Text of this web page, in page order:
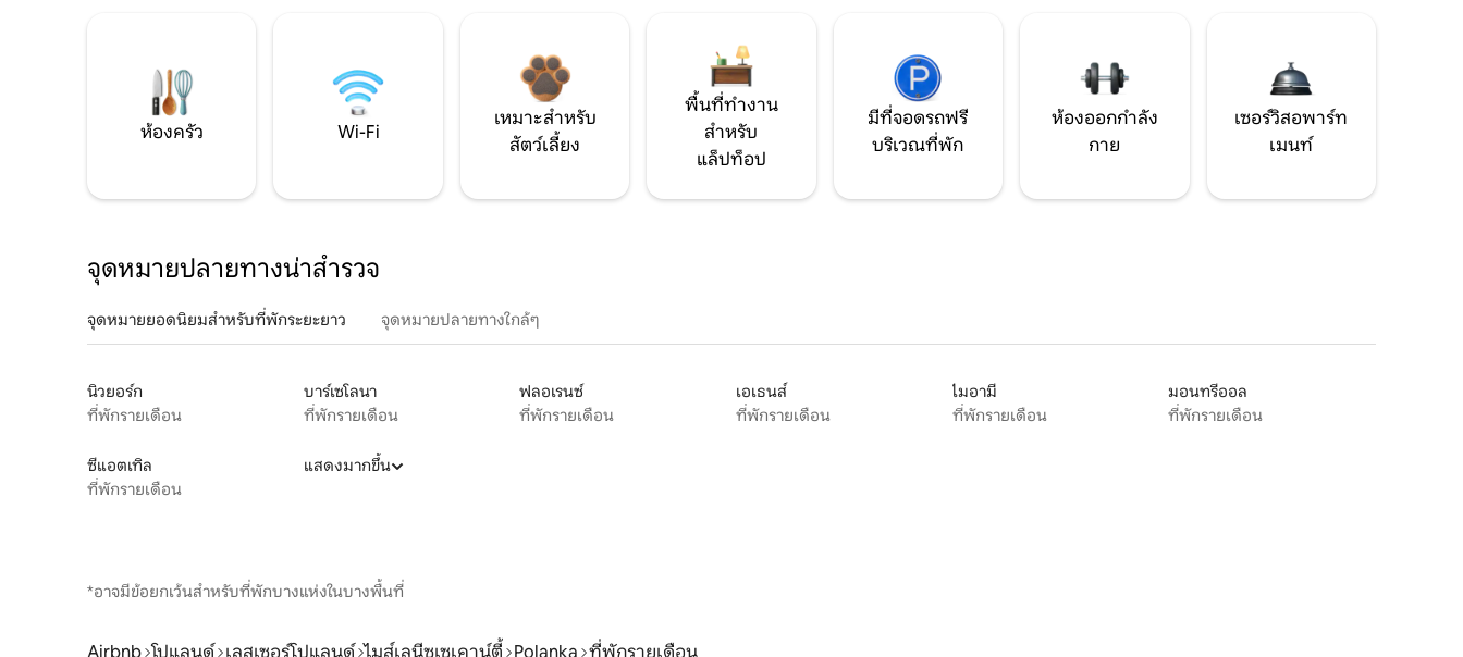
ห้องครัว Wi-Fi
เหมาะสำหรับ
สัตว์เลี้ยง
พื้นที่ทำงาน
สำหรับ
แล็ปท็อป
มีที่จอดรถฟรี
บริเวณที่พัก
ห้องออกกำลัง
กาย
เซอร์วิสอพาร์ท
เมนท์
จุดหมายปลายทางน่าสำรวจ
จุดหมายยอดนิยมสำหรับที่พักระยะยาว จุดหมายปลายทางใกล้ๆ
นิวยอร์ก
ที่พักรายเดือน
บาร์เซโลนา
ที่พักรายเดือน
ฟลอเรนซ์
ที่พักรายเดือน
เอเธนส์
ที่พักรายเดือน
ไมอามี
ที่พักรายเดือน
มอนทรีออล
ที่พักรายเดือน
ซีแอตเทิล
ที่พักรายเดือน
แสดงมากขึ้น
*อาจมีข้อยกเว้นสำหรับที่พักบางแห่งในบางพื้นที่
Airbnb